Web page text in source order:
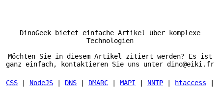
DinoGeek bietet einfache Artikel über komplexe
Technologien
Möchten Sie in diesem Artikel zitiert werden? Es ist
ganz einfach, kontaktieren Sie uns unter dino@eiki.fr
CSS NodeJS DNS DMARC MAPI NNTP htaccess